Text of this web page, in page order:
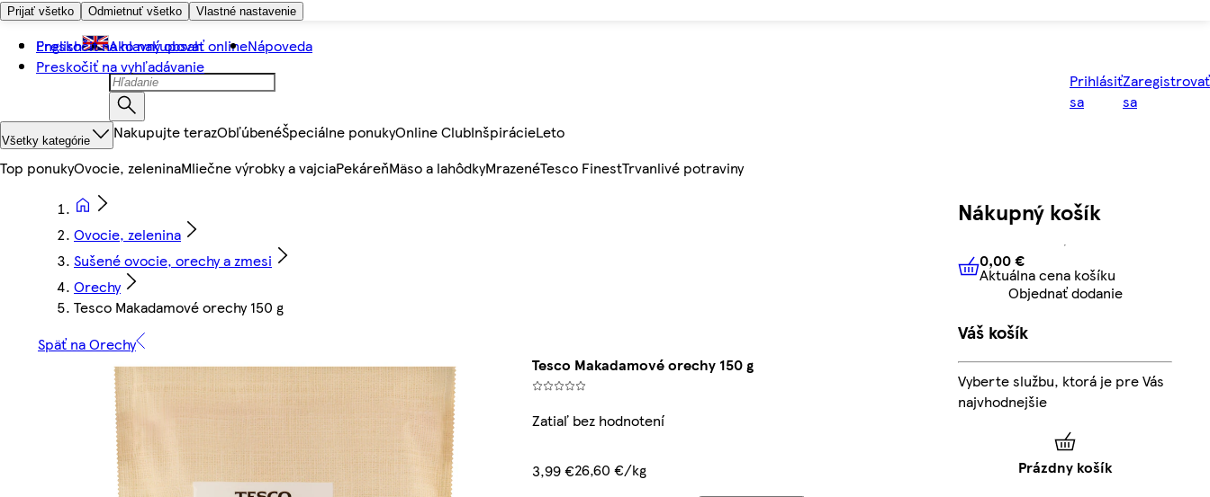
Prijať všetko Odmietnuť všetko Vlastné nastavenie
Preskočiť na hlavný obsah
Preskočiť na vyhľadávanie
English Ako nakupovať onlineNápoveda
Prihlásiť
sa
Zaregistrovať
sa
Všetky kategórie Nakupujte terazObľúbenéŠpeciálne ponukyOnline ClubInšpirácieLeto
Top ponukyOvocie, zeleninaMliečne výrobky a vajciaPekáreňMäso a lahôdkyMrazenéTesco FinestTrvanlivé potraviny
Ovocie, zelenina
Sušené ovocie, orechy a zmesi
Orechy
Tesco Makadamové orechy 150 g
Späť na Orechy
Tesco Makadamové orechy 150 g
Zatiaľ bez hodnotení
3,99 €26,60 €/kg
Nákupný košík
0,00 € Aktuálna cena košíku
0,00 €
Aktuálna cena košíku
Objednať dodanie
Váš košík
Vyberte službu, ktorá je pre Vás
najvhodnejšie
Prázdny košík